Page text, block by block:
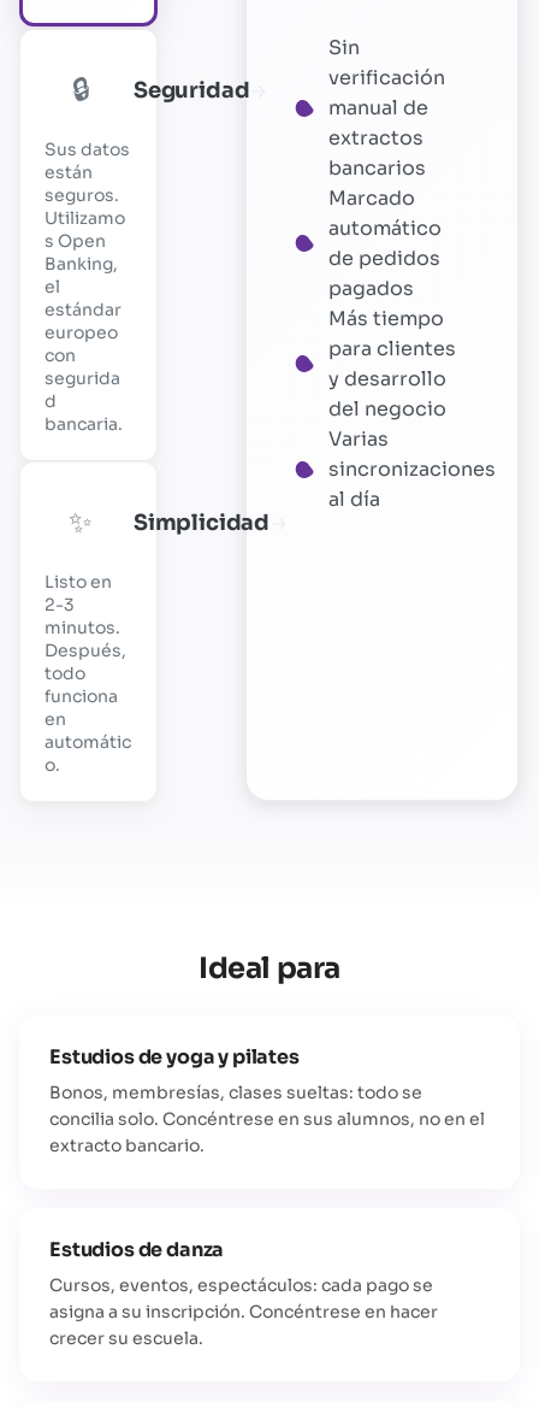
🔒 Seguridad
Sus datos
están
seguros.
Utilizamo
s Open
Banking,
el
estándar
europeo
con
segurida
d
bancaria.
✨ Simplicidad
Listo en
2-3
minutos.
Después,
todo
funciona
en
automátic
o.
Sin
verificación
manual de
extractos
bancarios
Marcado
automático
de pedidos
pagados
Más tiempo
para clientes
y desarrollo
del negocio
Varias
sincronizaciones
al día
Ideal para
Estudios de yoga y pilates
Bonos, membresías, clases sueltas: todo se
concilia solo. Concéntrese en sus alumnos, no en el
extracto bancario.
Estudios de danza
Cursos, eventos, espectáculos: cada pago se
asigna a su inscripción. Concéntrese en hacer
crecer su escuela.